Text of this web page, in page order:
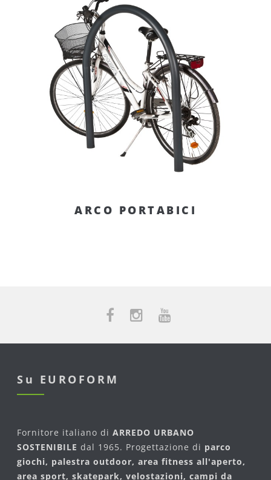
ARCO PORTABICI
Su EUROFORM
Fornitore italiano di ARREDO URBANO
SOSTENIBILE dal 1965. Progettazione di parco
giochi, palestra outdoor, area fitness all'aperto,
area sport, skatepark, velostazioni, campi da